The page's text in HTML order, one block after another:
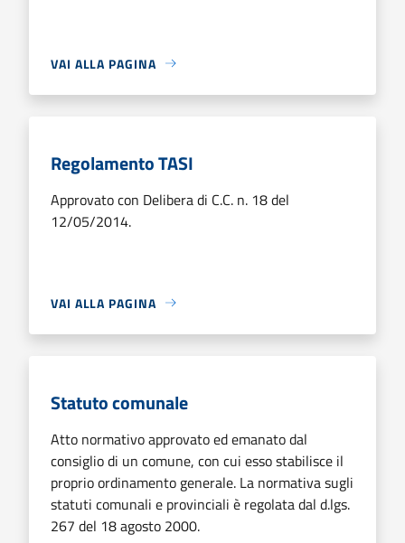
VAI ALLA PAGINA
Regolamento TASI
Approvato con Delibera di C.C. n. 18 del
12/05/2014.
VAI ALLA PAGINA
Statuto comunale
Atto normativo approvato ed emanato dal
consiglio di un comune, con cui esso stabilisce il
proprio ordinamento generale. La normativa sugli
statuti comunali e provinciali è regolata dal d.lgs.
267 del 18 agosto 2000.